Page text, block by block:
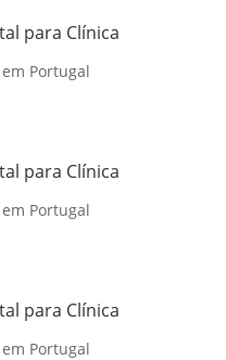
para Clínica
Portugal
para Clínica
Portugal
para Clínica
Portugal